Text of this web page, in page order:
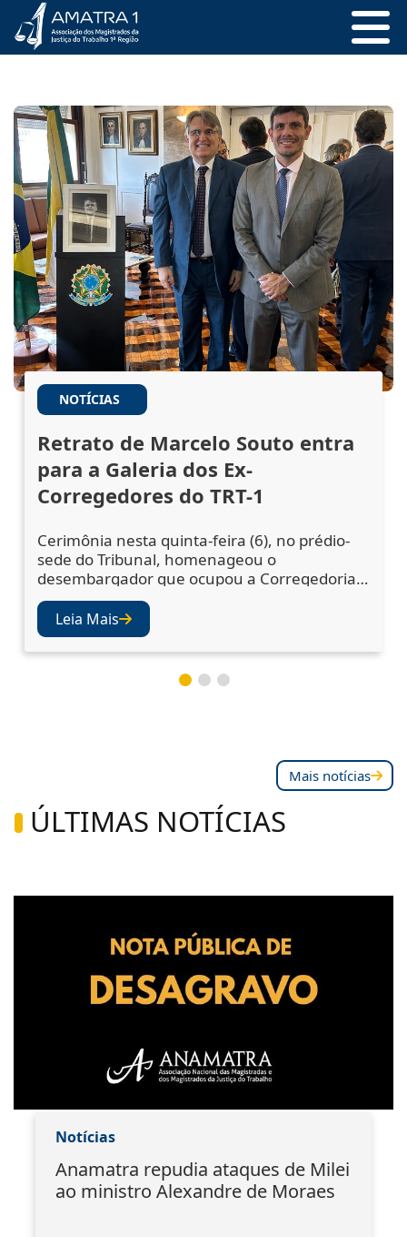
NOTÍCIAS
Retrato de Marcelo Souto entra
para a Galeria dos Ex-
Corregedores do TRT-1
Cerimônia nesta quinta-feira (6), no prédio-
sede do Tribunal, homenageou o
desembargador que ocupou a Corregedoria
Regional no biênio 2023/2025 A cerimônia de
descerramento do retrato do desembargador
Marcelo Augusto Souto de Oliveira,
corregedor regional no biênio 2023/2025,
ocorreu nesta quinta-feira (6), no Salão Nobre
do TRT-1. A solenidade confirmou a inclusão
Leia Mais
Mais notícias
ÚLTIMAS NOTÍCIAS
Notícias
Anamatra repudia ataques de Milei
ao ministro Alexandre de Moraes